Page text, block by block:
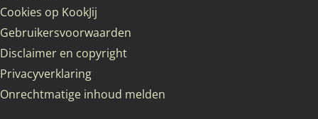
Cookies op KookJij
Gebruikersvoorwaarden
Disclaimer en copyright
Privacyverklaring
Onrechtmatige inhoud melden